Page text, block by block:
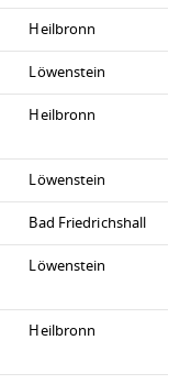
Heilbronn
Löwenstein
Heilbronn
Löwenstein
Bad Friedrichshall
Löwenstein
Heilbronn